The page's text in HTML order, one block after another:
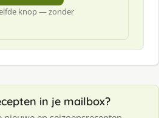
knop — zonder
in je mailbox?